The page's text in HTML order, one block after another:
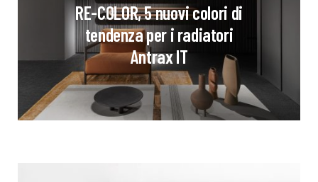
RE-COLOR, 5 nuovi colori di
tendenza per i radiatori
Antrax IT